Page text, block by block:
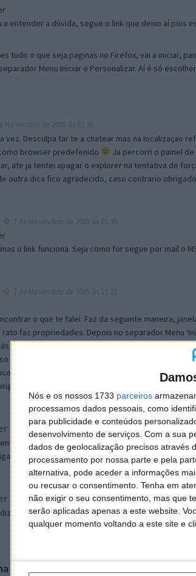
Nós e os nossos 1733 parceiros
processamos dados pessoais, como
para publicidade e conteúdos
desenvolvimento de serviços. Com a sua
dados de geolocalização precisos através
processamento por nossa parte e pela
alternativa, pode aceder a informações
ou recusar o consentimento. Tenha em
não exigir o seu consentimento, mas que
serão aplicadas apenas a este website.
qualquer momento voltando a este site e
a entender a dúvida, segue o link que deixo aí pois
tudo o que seja paginas no Firefox, vai a iniciar,
separador Menu Iniciar e Personalizar. Aí é só
vez. Desculpa tar te a chatear mas na localizaçao
browser predefenido
Ja percorri o painel
ate ja tentei apagar o explorer na tentativa de
outra dica fico agradecido, caso contrario
o link funciona. Seja como for segue por mail o
o que te falei. Faz da seguinte maneira,
faz propriedades. Depois no separador Menu
no separador geral a opção para escolheres o
não consigas chegar lá, vais ao teu Firefox e nas
icon geral da então janela aberta e logo perto do fim
o Firefox a verificar se este é o browser
7 de Novembro de 2005 às 12:57
o e-mail, Vitor.
7 de Novembro de 2005 às 19:51
que ainda não me chegou mail algum.